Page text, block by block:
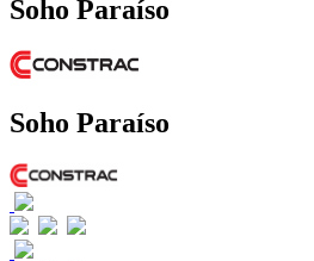
Soho Paraíso
Soho Paraíso